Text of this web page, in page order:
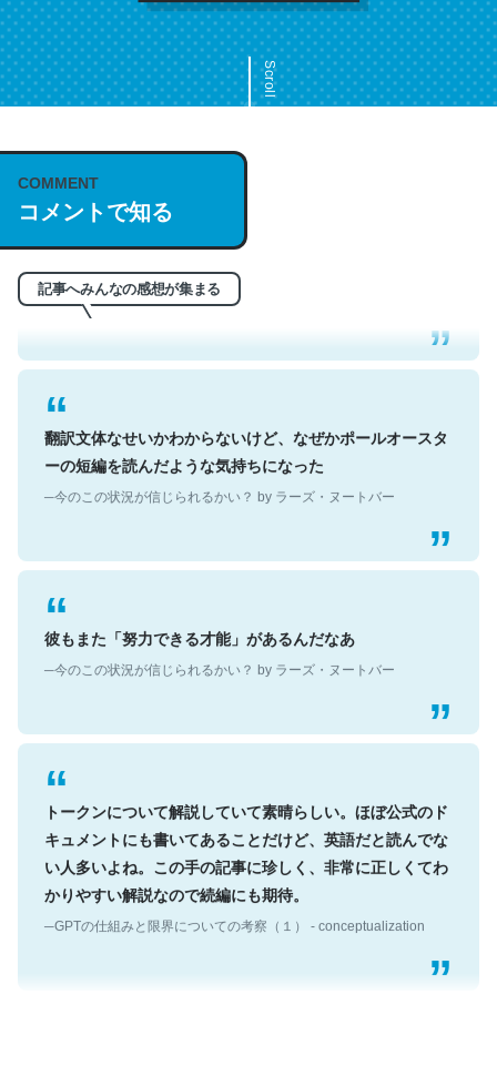
Scroll
COMMENT
コメントで知る
記事へみんなの感想が集まる
これは名文。彼はとてもクレバーなんだろうなと凄く思
う。英語少しでも読める人は原文もお勧め。自分はこの流
れ好き。Let’s Fucking Go. Then Covid hit. Shit.
─今のこの状況が信じられるかい？ by ラーズ・ヌートバー
翻訳文体なせいかわからないけど、なぜかポールオースタ
ーの短編を読んだような気持ちになった
─今のこの状況が信じられるかい？ by ラーズ・ヌートバー
彼もまた「努力できる才能」があるんだなあ
─今のこの状況が信じられるかい？ by ラーズ・ヌートバー
トークンについて解説していて素晴らしい。ほぼ公式のド
キュメントにも書いてあることだけど、英語だと読んでな
い人多いよね。この手の記事に珍しく、非常に正しくてわ
かりやすい解説なので続編にも期待。
─GPTの仕組みと限界についての考察（１） - conceptualization